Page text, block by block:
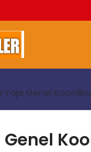
Yapı Genel
Genel